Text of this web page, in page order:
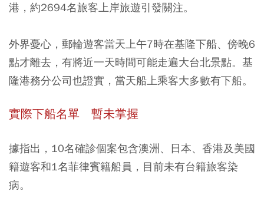
港，約2694名旅客上岸旅遊引發關注。
外界憂心，郵輪遊客當天上午7時在基隆下船、傍晚6
點才離去，有將近一天時間可能走遍大台北景點。基
隆港務分公司也證實，當天船上乘客大多數有下船。
實際下船名單 暫未掌握
據指出，10名確診個案包含澳洲、日本、香港及美國
籍遊客和1名菲律賓籍船員，目前未有台籍旅客染
病。